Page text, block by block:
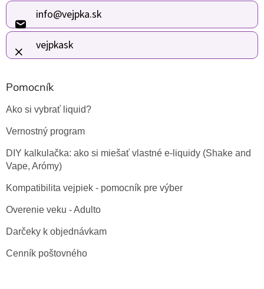
t
i
e
info@vejpka.sk
vejpkask
Pomocník
Ako si vybrať liquid?
Vernostný program
DIY kalkulačka: ako si miešať vlastné e-liquidy (Shake and
Vape, Arómy)
Kompatibilita vejpiek - pomocník pre výber
Overenie veku - Adulto
Darčeky k objednávkam
Cenník poštovného